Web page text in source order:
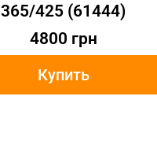
365/425 (61444)
4800 грн
Купить